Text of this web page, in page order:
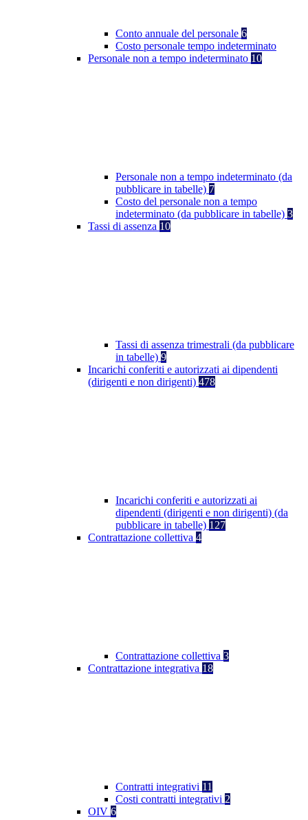
Conto annuale del personale 6
Costo personale tempo indeterminato
Personale non a tempo indeterminato 10
Personale non a tempo indeterminato (da
pubblicare in tabelle) 7
Costo del personale non a tempo
indeterminato (da pubblicare in tabelle) 3
Tassi di assenza 10
Tassi di assenza trimestrali (da pubblicare
in tabelle) 9
Incarichi conferiti e autorizzati ai dipendenti
(dirigenti e non dirigenti) 478
Incarichi conferiti e autorizzati ai
dipendenti (dirigenti e non dirigenti) (da
pubblicare in tabelle) 127
Contrattazione collettiva 4
Contrattazione collettiva 3
Contrattazione integrativa 18
Contratti integrativi 11
Costi contratti integrativi 2
OIV 6